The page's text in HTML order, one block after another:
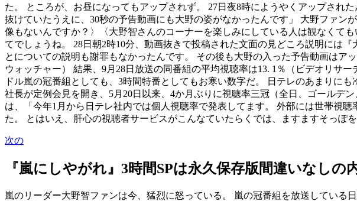
た。 ところが、お昼になってもアップされず。 27日夜8時にようやくアップされ
抜けていたうえに、30秒の予告動画にも大野の姿がなかったんです」 大野ファ
像もないんですか？〉〈大野智さんのコーナーを楽しみにしている人は観なくて
てでしょうね。 28日朝2時10分、動画抜きで投稿された文面の見どころ説明には
とについての説明も謝罪もなかったんです。 その後も大野の入った予告動画は
ウォッチャー） 結果、9月28日放送の同番組の平均視聴率は13. 1％（ビデオリサ
ドル嵐の冠番組としても、3時間特番としてもお寒い数字だ。 日テレのあまりに
社長が定例会見を開き、5月20日以来、4か月ぶりに視聴率三冠（全日、ゴールデ
は、「今年1月から日テレ社内では個人視聴率で発表してます。 外部には世帯視
た。 とはいえ、肝心の視聴者サービスがこんなていたらくでは、ますますそっぽ
次の
『嵐にしやがれ』3時間SPは永久保存版間違いなし
嵐のリーダー大野智ファンは今、猛烈に怒っている。 嵐の冠番組を放送してい